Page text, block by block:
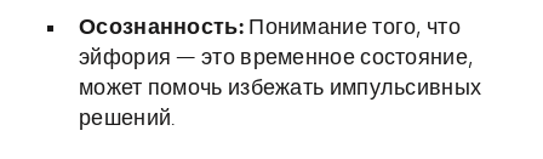
Осознанность:Понимание того, что
эйфория — это временное состояние,
может помочь избежать импульсивных
решений.